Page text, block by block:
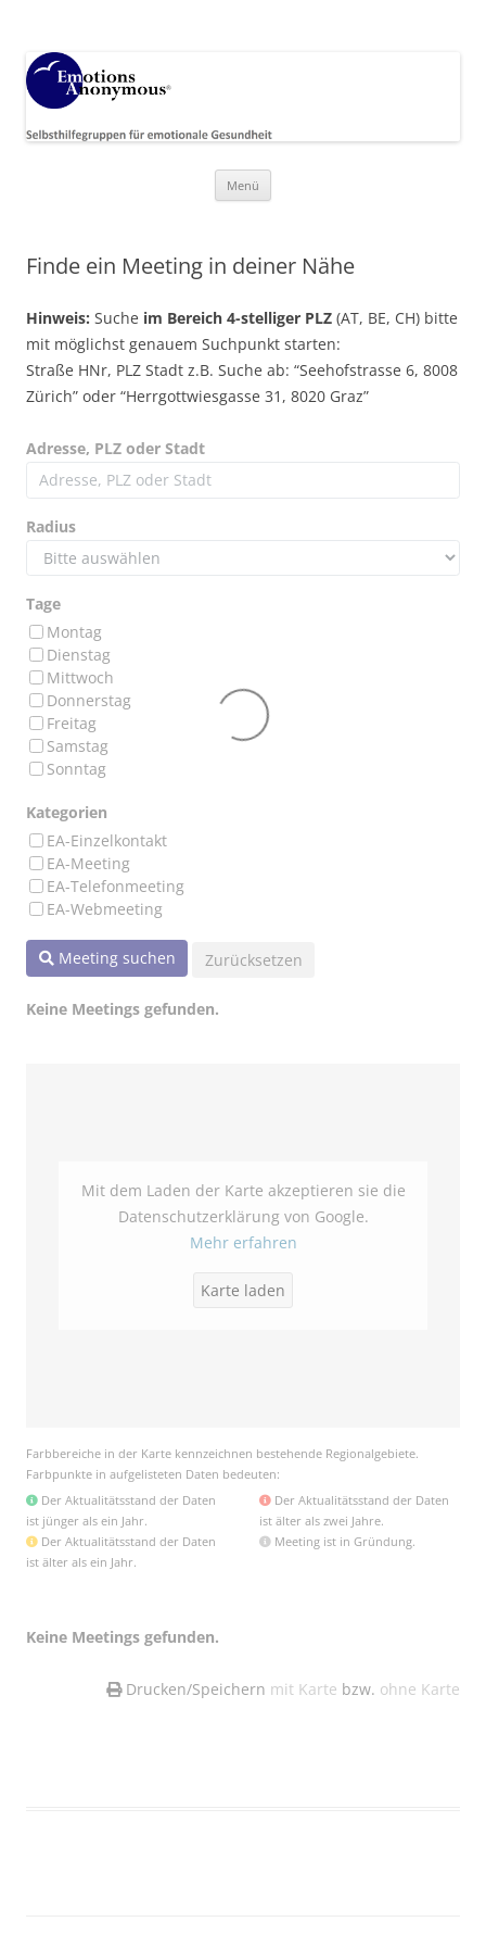
Menü
Finde ein Meeting in deiner Nähe
Hinweis: Suche im Bereich 4-stelliger PLZ (AT, BE, CH) bitte
mit möglichst genauem Suchpunkt starten:
Straße HNr, PLZ Stadt z.B. Suche ab: “Seehofstrasse 6, 8008
Zürich” oder “Herrgottwiesgasse 31, 8020 Graz”
Adresse, PLZ oder Stadt
Radius
Tage
Montag
Dienstag
Mittwoch
Donnerstag
Freitag
Samstag
Sonntag
Kategorien
EA-Einzelkontakt
EA-Meeting
EA-Telefonmeeting
EA-Webmeeting
Meeting suchen Zurücksetzen
Keine Meetings gefunden.
Mit dem Laden der Karte akzeptieren sie die
Datenschutzerklärung von Google.
Mehr erfahren
Karte laden
Farbbereiche in der Karte kennzeichnen bestehende Regionalgebiete.
Farbpunkte in aufgelisteten Daten bedeuten:
Der Aktualitätsstand der Daten
ist jünger als ein Jahr.
Der Aktualitätsstand der Daten
ist älter als zwei Jahre.
Der Aktualitätsstand der Daten
ist älter als ein Jahr.
Meeting ist in Gründung.
Keine Meetings gefunden.
Drucken/Speichern mit Karte bzw. ohne Karte